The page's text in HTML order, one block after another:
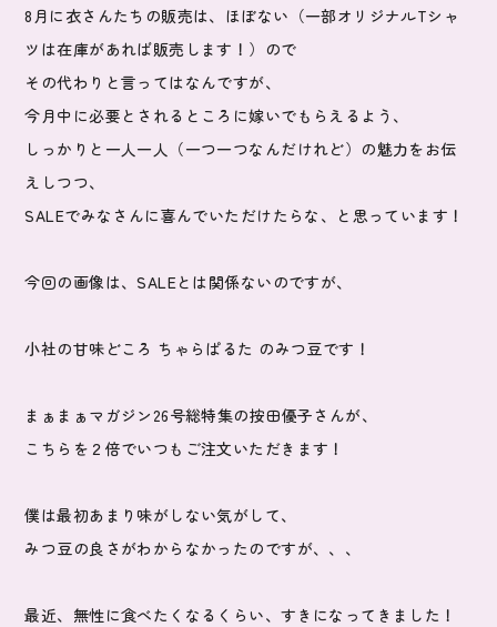
8月に衣さんたちの販売は、ほぼない（一部オリジナルTシャ
ツは在庫があれば販売します！）ので
その代わりと言ってはなんですが、
今月中に必要とされるところに嫁いでもらえるよう、
しっかりと一人一人（一つ一つなんだけれど）の魅力をお伝
えしつつ、
SALEでみなさんに喜んでいただけたらな、と思っています！
今回の画像は、SALEとは関係ないのですが、
小社の甘味どころ ちゃらぱるた のみつ豆です！
まぁまぁマガジン26号総特集の按田優子さんが、
こちらを２倍でいつもご注文いただきます！
僕は最初あまり味がしない気がして、
みつ豆の良さがわからなかったのですが、、、
最近、無性に食べたくなるくらい、すきになってきました！